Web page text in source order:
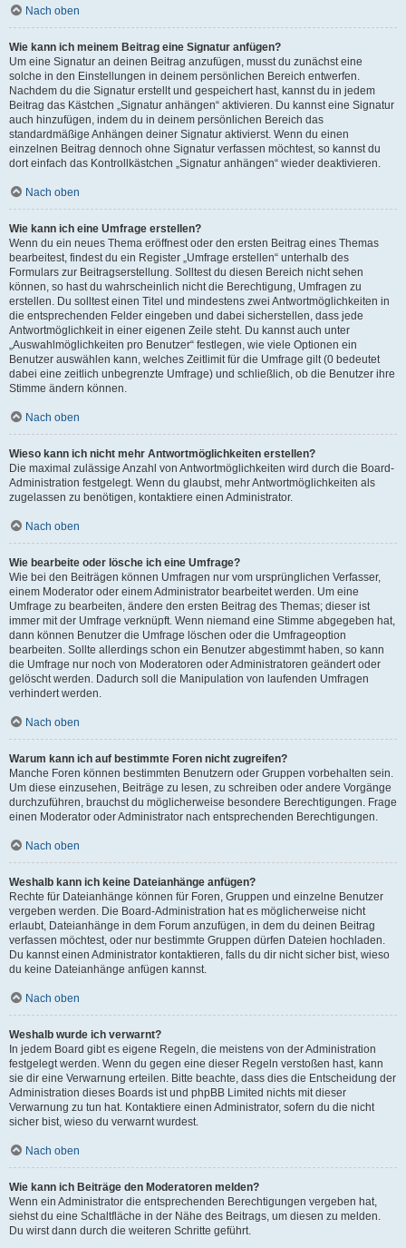
Nach oben
Wie kann ich meinem Beitrag eine Signatur anfügen?
Um eine Signatur an deinen Beitrag anzufügen, musst du zunächst eine
solche in den Einstellungen in deinem persönlichen Bereich entwerfen.
Nachdem du die Signatur erstellt und gespeichert hast, kannst du in jedem
Beitrag das Kästchen „Signatur anhängen“ aktivieren. Du kannst eine Signatur
auch hinzufügen, indem du in deinem persönlichen Bereich das
standardmäßige Anhängen deiner Signatur aktivierst. Wenn du einen
einzelnen Beitrag dennoch ohne Signatur verfassen möchtest, so kannst du
dort einfach das Kontrollkästchen „Signatur anhängen“ wieder deaktivieren.
Nach oben
Wie kann ich eine Umfrage erstellen?
Wenn du ein neues Thema eröffnest oder den ersten Beitrag eines Themas
bearbeitest, findest du ein Register „Umfrage erstellen“ unterhalb des
Formulars zur Beitragserstellung. Solltest du diesen Bereich nicht sehen
können, so hast du wahrscheinlich nicht die Berechtigung, Umfragen zu
erstellen. Du solltest einen Titel und mindestens zwei Antwortmöglichkeiten in
die entsprechenden Felder eingeben und dabei sicherstellen, dass jede
Antwortmöglichkeit in einer eigenen Zeile steht. Du kannst auch unter
„Auswahlmöglichkeiten pro Benutzer“ festlegen, wie viele Optionen ein
Benutzer auswählen kann, welches Zeitlimit für die Umfrage gilt (0 bedeutet
dabei eine zeitlich unbegrenzte Umfrage) und schließlich, ob die Benutzer ihre
Stimme ändern können.
Nach oben
Wieso kann ich nicht mehr Antwortmöglichkeiten erstellen?
Die maximal zulässige Anzahl von Antwortmöglichkeiten wird durch die Board-
Administration festgelegt. Wenn du glaubst, mehr Antwortmöglichkeiten als
zugelassen zu benötigen, kontaktiere einen Administrator.
Nach oben
Wie bearbeite oder lösche ich eine Umfrage?
Wie bei den Beiträgen können Umfragen nur vom ursprünglichen Verfasser,
einem Moderator oder einem Administrator bearbeitet werden. Um eine
Umfrage zu bearbeiten, ändere den ersten Beitrag des Themas; dieser ist
immer mit der Umfrage verknüpft. Wenn niemand eine Stimme abgegeben hat,
dann können Benutzer die Umfrage löschen oder die Umfrageoption
bearbeiten. Sollte allerdings schon ein Benutzer abgestimmt haben, so kann
die Umfrage nur noch von Moderatoren oder Administratoren geändert oder
gelöscht werden. Dadurch soll die Manipulation von laufenden Umfragen
verhindert werden.
Nach oben
Warum kann ich auf bestimmte Foren nicht zugreifen?
Manche Foren können bestimmten Benutzern oder Gruppen vorbehalten sein.
Um diese einzusehen, Beiträge zu lesen, zu schreiben oder andere Vorgänge
durchzuführen, brauchst du möglicherweise besondere Berechtigungen. Frage
einen Moderator oder Administrator nach entsprechenden Berechtigungen.
Nach oben
Weshalb kann ich keine Dateianhänge anfügen?
Rechte für Dateianhänge können für Foren, Gruppen und einzelne Benutzer
vergeben werden. Die Board-Administration hat es möglicherweise nicht
erlaubt, Dateianhänge in dem Forum anzufügen, in dem du deinen Beitrag
verfassen möchtest, oder nur bestimmte Gruppen dürfen Dateien hochladen.
Du kannst einen Administrator kontaktieren, falls du dir nicht sicher bist, wieso
du keine Dateianhänge anfügen kannst.
Nach oben
Weshalb wurde ich verwarnt?
In jedem Board gibt es eigene Regeln, die meistens von der Administration
festgelegt werden. Wenn du gegen eine dieser Regeln verstoßen hast, kann
sie dir eine Verwarnung erteilen. Bitte beachte, dass dies die Entscheidung der
Administration dieses Boards ist und phpBB Limited nichts mit dieser
Verwarnung zu tun hat. Kontaktiere einen Administrator, sofern du die nicht
sicher bist, wieso du verwarnt wurdest.
Nach oben
Wie kann ich Beiträge den Moderatoren melden?
Wenn ein Administrator die entsprechenden Berechtigungen vergeben hat,
siehst du eine Schaltfläche in der Nähe des Beitrags, um diesen zu melden.
Du wirst dann durch die weiteren Schritte geführt.